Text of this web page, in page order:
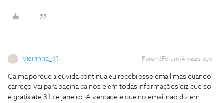
V Vieirinha_41 Forum|Forum|4 years ago
Calma porque a dúvida continua eu recebi esse email mas quando
carrego vai para pagina da nos e em todas informações diz que so
é grátis ate 31 de janeiro. A verdade e que no email nao diz em